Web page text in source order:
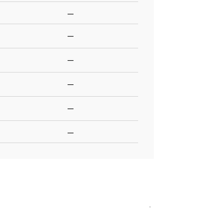
—
—
—
—
—
—
-